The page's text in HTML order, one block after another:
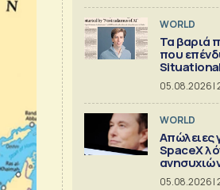
WORLD
Τα βαριά
που
πριν
05.08.2026 |
WORLD
Απώλειες
SpaceX
ΑΙ
05.08.2026 |